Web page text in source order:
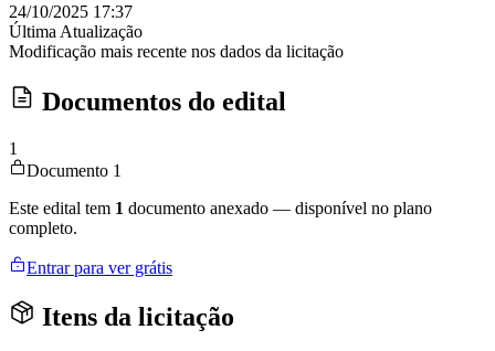
24/10/2025 17:37
Última Atualização
Modificação mais recente nos dados da licitação
Documentos do edital
1
Documento 1
Este edital tem 1 documento anexado — disponível no plano
completo.
Entrar para ver grátis
Itens da licitação